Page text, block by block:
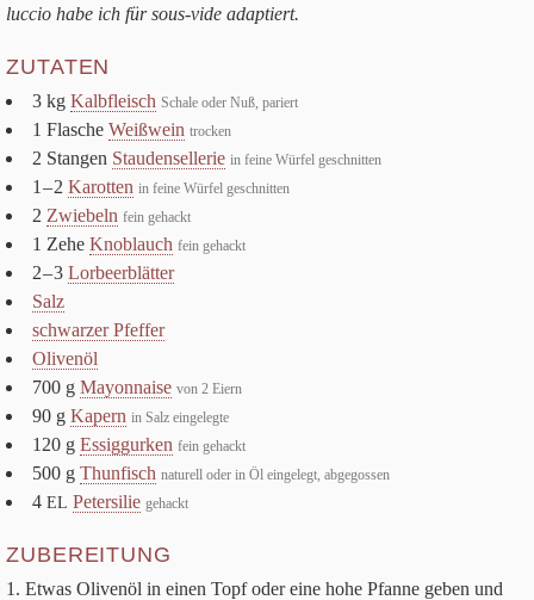
luc­cio habe ich für sous-vide adaptiert.
ZUTATEN
3 kg Kalb­fleisch Schale oder Nuß, pariert
1 Fla­sche Weiß­wein trocken
2 Stan­gen Stau­den­sel­le­rie in feine Wür­fel geschnitten
1 –2 Karot­ten in feine Wür­fel geschnitten
2 Zwie­beln fein gehackt
1 Zehe Knob­lauch fein gehackt
2–3 Lor­beer­blät­ter
Salz
schwar­zer Pfeffer
Oli­venöl
700 g Mayon­naise von 2 Eiern
90 g Kapern in Salz eingelegte
120 g Essig­gur­ken fein gehackt
500 g Thun­fisch natu­rell oder in Öl ein­ge­legt, abgegossen
4 EL Peter­si­lie gehackt
ZUBEREITUNG
Etwas Oli­venöl in einen Topf oder eine hohe Pfanne geben und